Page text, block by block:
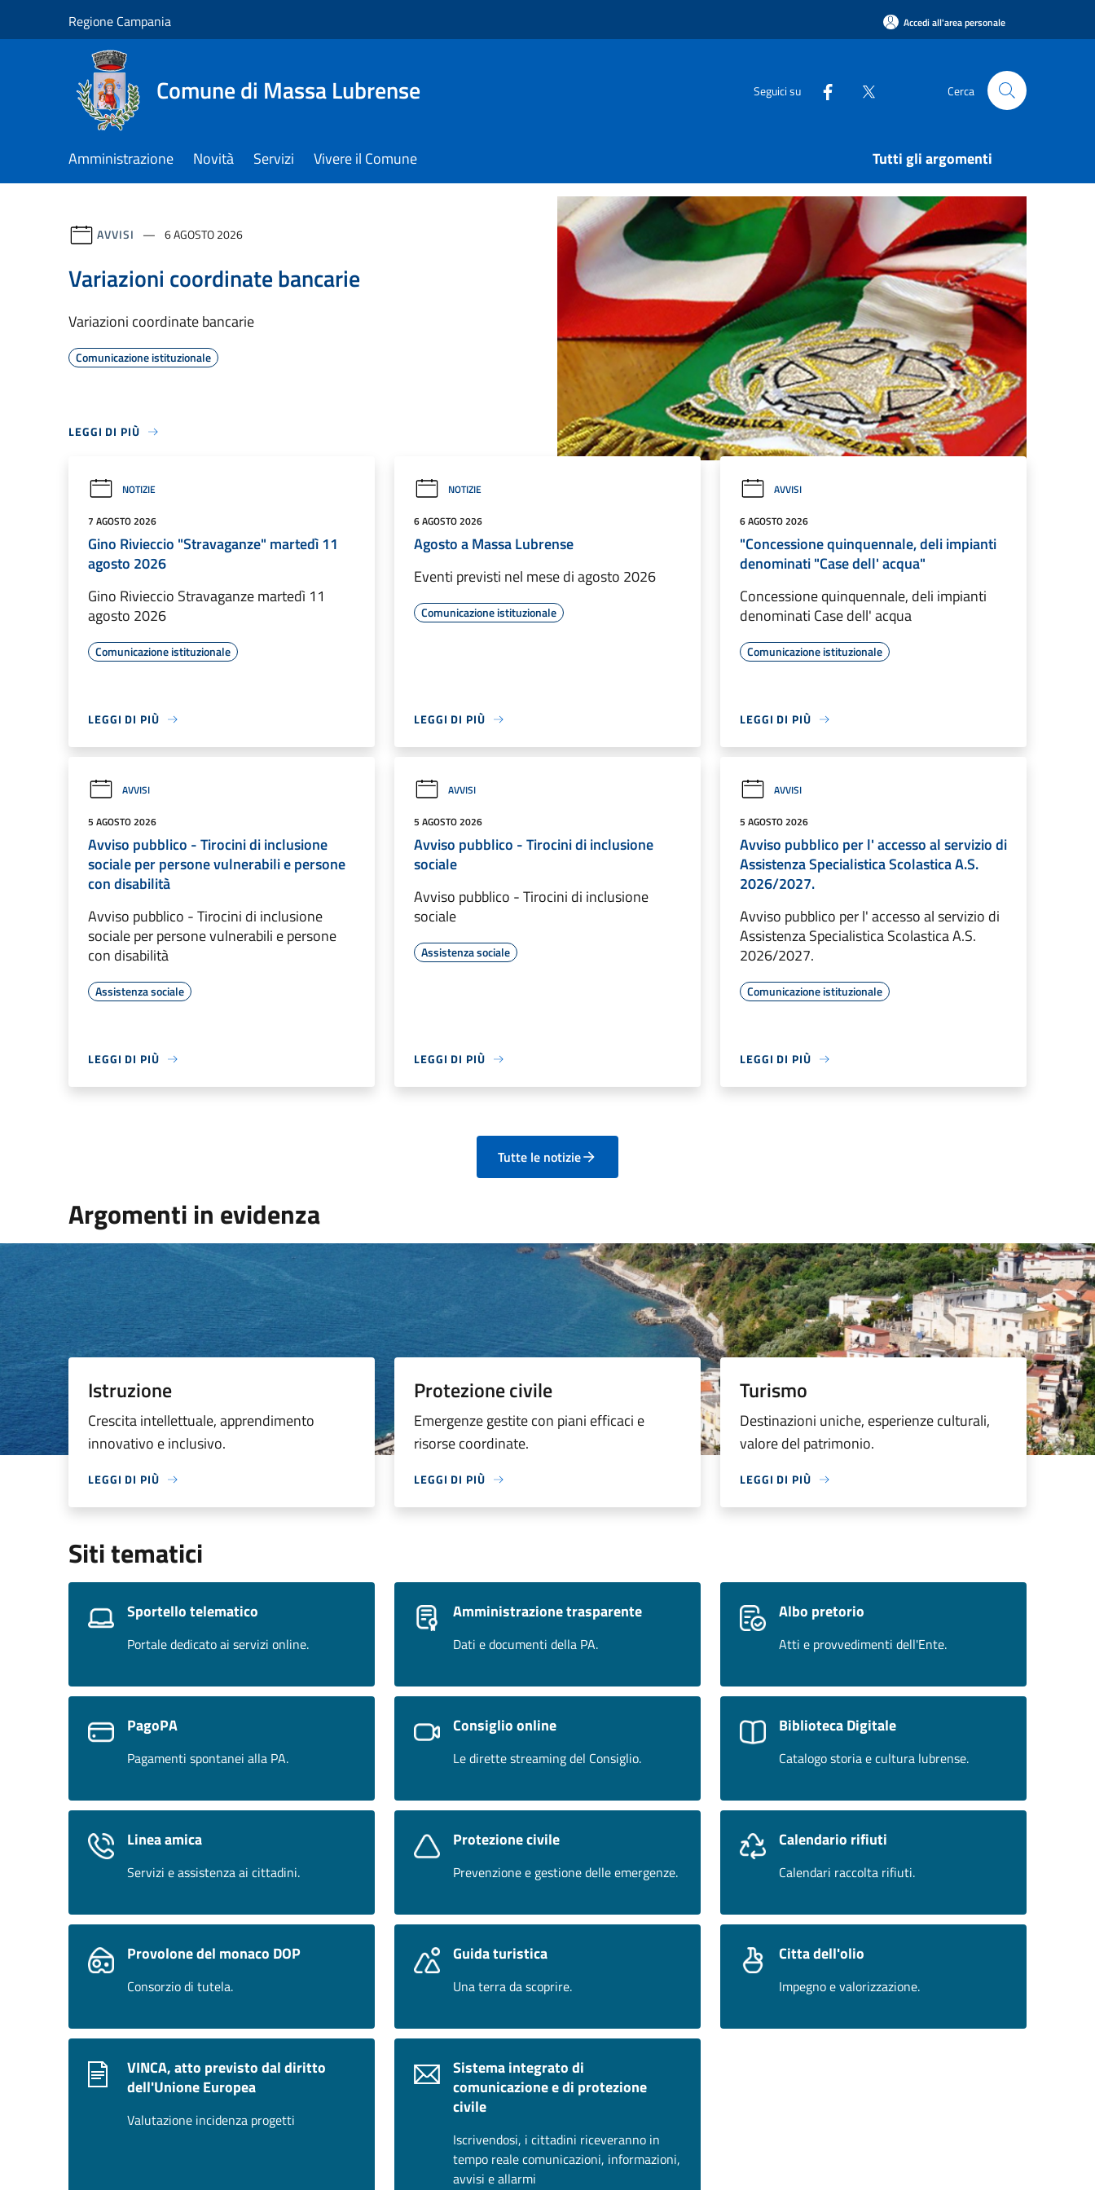
Regione Campania Accedi all'area personale
Comune di Massa Lubrense Seguici su Cerca
Amministrazione Novità Servizi Vivere il Comune Tutti gli argomenti
AVVISI 6 AGOSTO 2026
Variazioni coordinate bancarie
Variazioni coordinate bancarie
Comunicazione istituzionale
LEGGI DI PIÙ
NOTIZIE
7 AGOSTO 2026
Gino Rivieccio "Stravaganze" martedì 11
agosto 2026
Gino Rivieccio Stravaganze martedì 11
agosto 2026
Comunicazione istituzionale
LEGGI DI PIÙ
NOTIZIE
6 AGOSTO 2026
Agosto a Massa Lubrense
Eventi previsti nel mese di agosto 2026
Comunicazione istituzionale
LEGGI DI PIÙ
AVVISI
6 AGOSTO 2026
"Concessione quinquennale, deli impianti
denominati "Case dell' acqua"
Concessione quinquennale, deli impianti
denominati Case dell' acqua
Comunicazione istituzionale
LEGGI DI PIÙ
AVVISI
5 AGOSTO 2026
Avviso pubblico - Tirocini di inclusione
sociale per persone vulnerabili e persone
con disabilità
Avviso pubblico - Tirocini di inclusione
sociale per persone vulnerabili e persone
con disabilità
Assistenza sociale
LEGGI DI PIÙ
AVVISI
5 AGOSTO 2026
Avviso pubblico - Tirocini di inclusione
sociale
Avviso pubblico - Tirocini di inclusione
sociale
Assistenza sociale
LEGGI DI PIÙ
AVVISI
5 AGOSTO 2026
Avviso pubblico per l' accesso al servizio di
Assistenza Specialistica Scolastica A.S.
2026/2027.
Avviso pubblico per l' accesso al servizio di
Assistenza Specialistica Scolastica A.S.
2026/2027.
Comunicazione istituzionale
LEGGI DI PIÙ
Tutte le notizie
Argomenti in evidenza
Istruzione
Crescita intellettuale, apprendimento
innovativo e inclusivo.
LEGGI DI PIÙ
Protezione civile
Emergenze gestite con piani efficaci e
risorse coordinate.
LEGGI DI PIÙ
Turismo
Destinazioni uniche, esperienze culturali,
valore del patrimonio.
LEGGI DI PIÙ
Siti tematici
Sportello telematico
Portale dedicato ai servizi online.
Amministrazione trasparente
Dati e documenti della PA.
Albo pretorio
Atti e provvedimenti dell'Ente.
PagoPA
Pagamenti spontanei alla PA.
Consiglio online
Le dirette streaming del Consiglio.
Biblioteca Digitale
Catalogo storia e cultura lubrense.
Linea amica
Servizi e assistenza ai cittadini.
Protezione civile
Prevenzione e gestione delle emergenze.
Calendario rifiuti
Calendari raccolta rifiuti.
Provolone del monaco DOP
Consorzio di tutela.
Guida turistica
Una terra da scoprire.
Citta dell'olio
Impegno e valorizzazione.
VINCA, atto previsto dal diritto
dell'Unione Europea
Valutazione incidenza progetti
Sistema integrato di
comunicazione e di protezione
civile
Iscrivendosi, i cittadini riceveranno in
tempo reale comunicazioni, informazioni,
avvisi e allarmi